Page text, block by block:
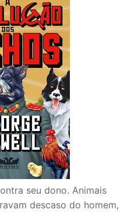
seu dono. Animais
descaso do homem,